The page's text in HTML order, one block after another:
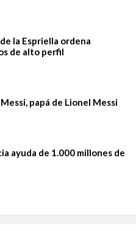
la Espriella ordena
de alto perfil
papá de Lionel Messi
ayuda de 1.000 millones de